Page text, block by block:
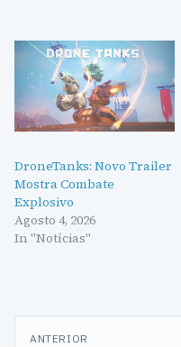
DroneTanks: Novo Trailer
Mostra Combate
Explosivo
Agosto 4, 2026
In "Notícias"
Navegação
ANTERIOR